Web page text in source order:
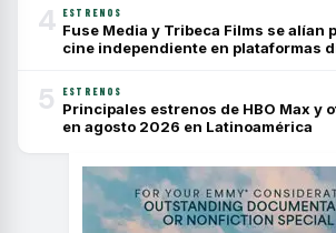
4 ESTRENOS
Fuse Media y Tribeca Films se alían
cine independiente en plataformas
5 ESTRENOS
Principales estrenos de HBO Max y
en agosto 2026 en Latinoamérica